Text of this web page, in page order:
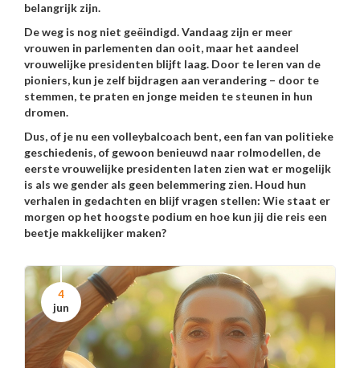
belangrijk zijn.
De weg is nog niet geëindigd. Vandaag zijn er meer
vrouwen in parlementen dan ooit, maar het aandeel
vrouwelijke presidenten blijft laag. Door te leren van de
pioniers, kun je zelf bijdragen aan verandering – door te
stemmen, te praten en jonge meiden te steunen in hun
dromen.
Dus, of je nu een volleybalcoach bent, een fan van politieke
geschiedenis, of gewoon benieuwd naar rolmodellen, de
eerste vrouwelijke presidenten laten zien wat er mogelijk
is als we gender als geen belemmering zien. Houd hun
verhalen in gedachten en blijf vragen stellen: Wie staat er
morgen op het hoogste podium en hoe kun jij die reis een
beetje makkelijker maken?
4
jun